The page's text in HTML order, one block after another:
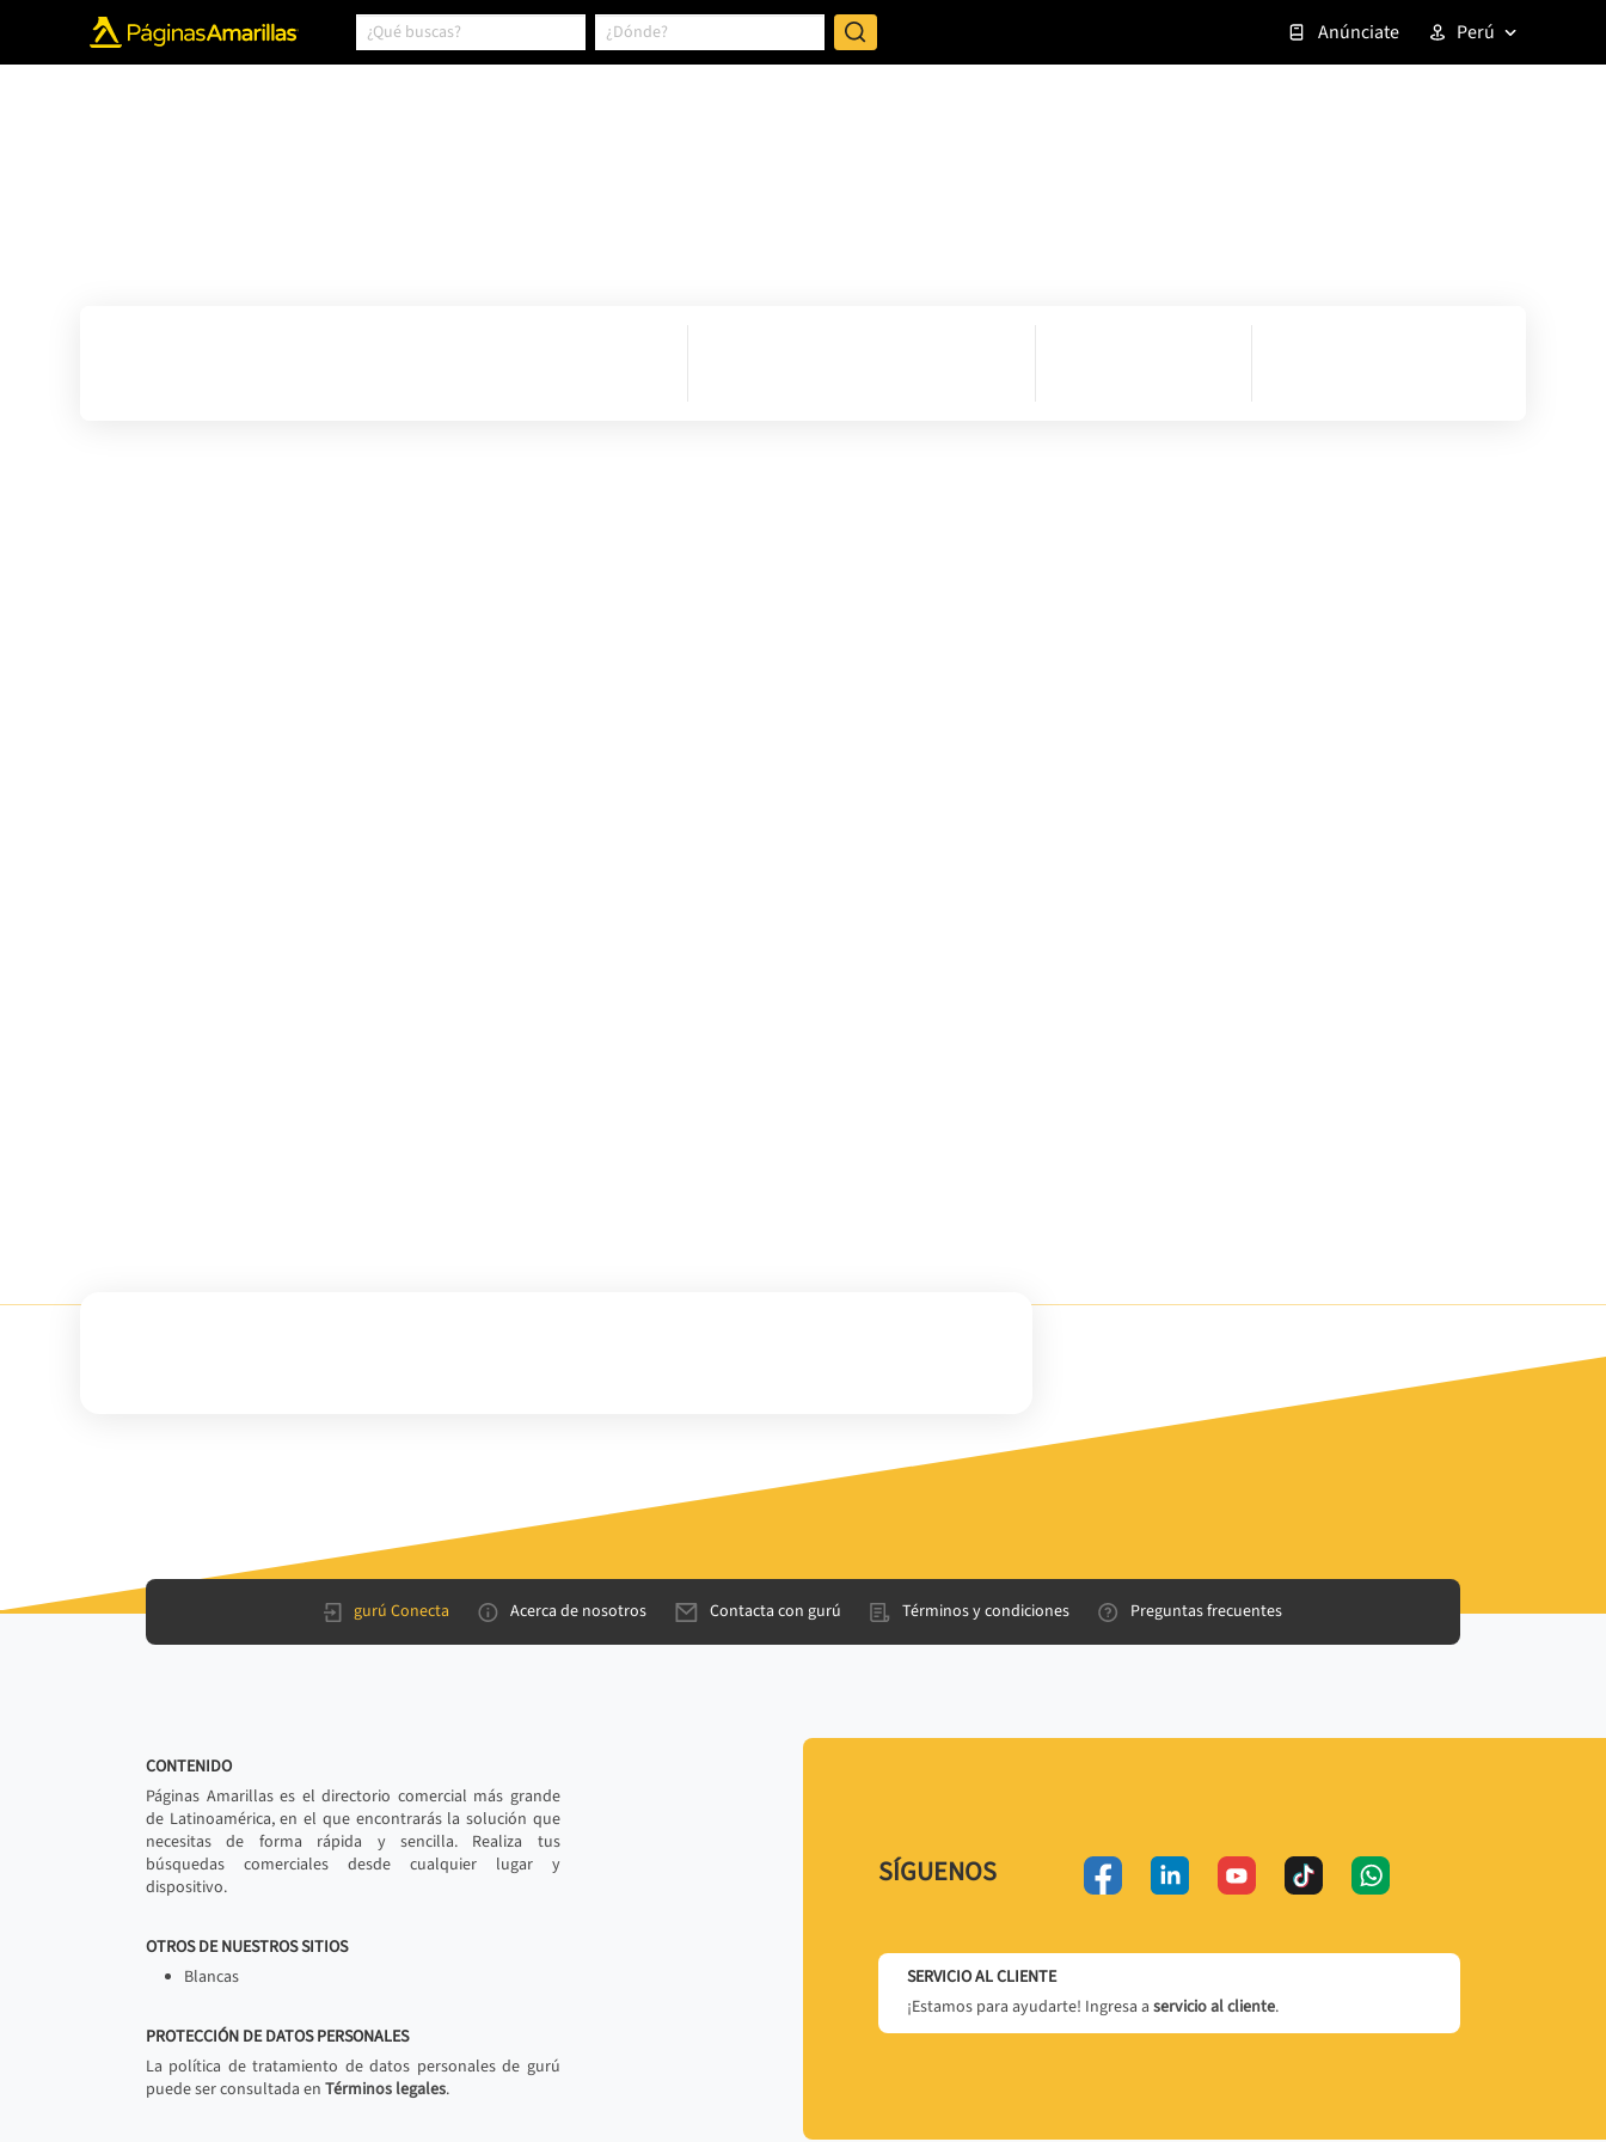
Anúnciate Perú
gurú Conecta Acerca de nosotros Contacta con gurú Términos y condiciones Preguntas frecuentes
CONTENIDO
Páginas Amarillas es el directorio comercial más grande
de Latinoamérica, en el que encontrarás la solución que
necesitas de forma rápida y sencilla. Realiza tus
búsquedas comerciales desde cualquier lugar y
dispositivo.
OTROS DE NUESTROS SITIOS
Blancas
PROTECCIÓN DE DATOS PERSONALES
La política de tratamiento de datos personales de gurú
puede ser consultada en Términos legales.
SÍGUENOS
SERVICIO AL CLIENTE
¡Estamos para ayudarte! Ingresa a servicio al cliente.